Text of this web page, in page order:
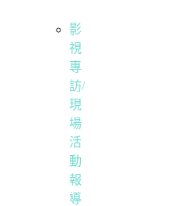
影
視
專
訪/
現
場
活
動
報
導